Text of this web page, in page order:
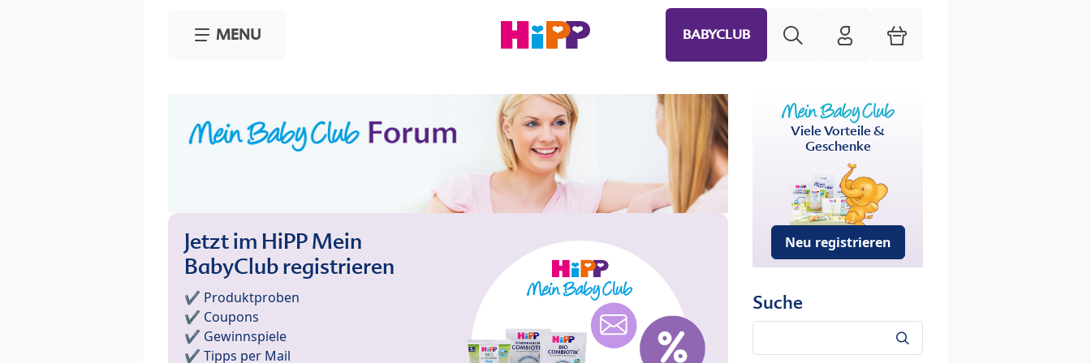
MENU BABYCLUB HiPP Mein Babyclub
Warenkorb
Jetzt im HiPP Mein
BabyClub registrieren
✔️ Produktproben
✔️ Coupons
✔️ Gewinnspiele
✔️ Tipps per Mail
Viele Vorteile &
Geschenke
Neu registrieren
Suche